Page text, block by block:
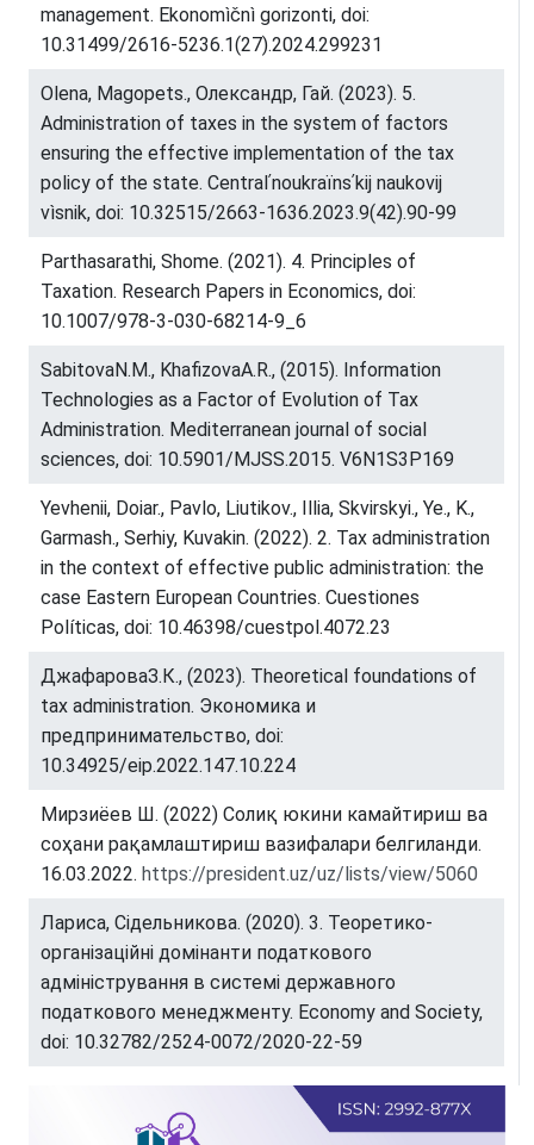
management. Ekonomìčnì gorizonti, doi:
10.31499/2616-5236.1(27).2024.299231
Оlena, Magopets., Олександр, Гай. (2023). 5.
Administration of taxes in the system of factors
ensuring the effective implementation of the tax
policy of the state. Centralʹnoukraïnsʹkij naukovij
vìsnik, doi: 10.32515/2663-1636.2023.9(42).90-99
Parthasarathi, Shome. (2021). 4. Principles of
Taxation. Research Papers in Economics, doi:
10.1007/978-3-030-68214-9_6
SabitovaN.M., KhafizovaA.R., (2015). Information
Technologies as a Factor of Evolution of Tax
Administration. Mediterranean journal of social
sciences, doi: 10.5901/MJSS.2015. V6N1S3P169
Yevhenii, Doiar., Pavlo, Liutikov., Illia, Skvirskyi., Ye., K.,
Garmash., Serhiy, Kuvakin. (2022). 2. Tax administration
in the context of effective public administration: the
case Eastern European Countries. Cuestiones
Políticas, doi: 10.46398/cuestpol.4072.23
ДжафароваЗ.К., (2023). Theoretical foundations of
tax administration. Экономика и
предпринимательство, doi:
10.34925/eip.2022.147.10.224
Мирзиёев Ш. (2022) Солиқ юкини камайтириш ва
соҳани рақамлаштириш вазифалари белгиланди.
16.03.2022. https://president.uz/uz/lists/view/5060
Лариса, Сідельникова. (2020). 3. Теоретико-
організаційні домінанти податкового
адміністрування в системі державного
податкового менеджменту. Economy and Society,
doi: 10.32782/2524-0072/2020-22-59